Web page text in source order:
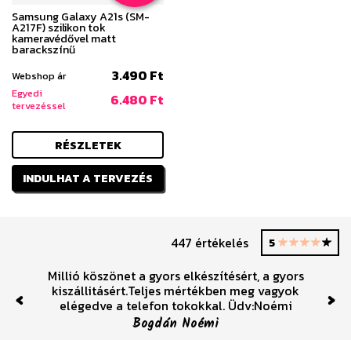
Samsung Galaxy A21s (SM-
A217F) szilikon tok
kameravédővel matt
barackszínű
Webshop ár 3.490 Ft
Egyedi
tervezéssel
6.480 Ft
RÉSZLETEK
INDULHAT A TERVEZÉS
447 értékelés 5
Millió köszönet a gyors elkészítésért, a gyors
kiszállitásért.Teljes mértékben meg vagyok
elégedve a telefon tokokkal. Üdv:Noémi
Bogdán Noémi
Previous